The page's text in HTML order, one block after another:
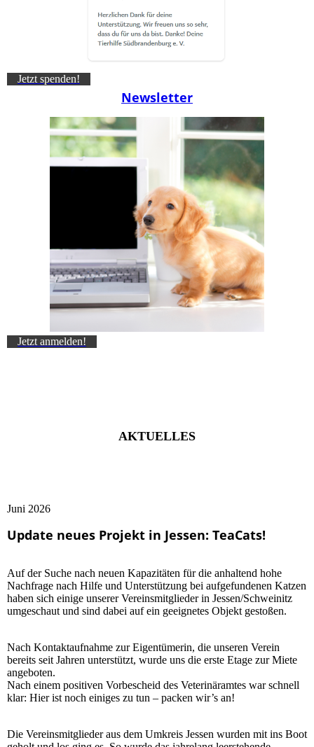
Jetzt spenden!
Newsletter
Jetzt anmelden!
AKTUELLES
Juni 2026
Update neues Projekt in Jessen: TeaCats!
Auf der Suche nach neuen Kapazitäten für die anhaltend hohe
Nachfrage nach Hilfe und Unterstützung bei aufgefundenen Katzen
haben sich einige unserer Vereinsmitglieder in Jessen/Schweinitz
umgeschaut und sind dabei auf ein geeignetes Objekt gestoßen.
Nach Kontaktaufnahme zur Eigentümerin, die unseren Verein
bereits seit Jahren unterstützt, wurde uns die erste Etage zur Miete
angeboten.
Nach einem positiven Vorbescheid des Veterinäramtes war schnell
klar: Hier ist noch einiges zu tun – packen wir’s an!
Die Vereinsmitglieder aus dem Umkreis Jessen wurden mit ins Boot